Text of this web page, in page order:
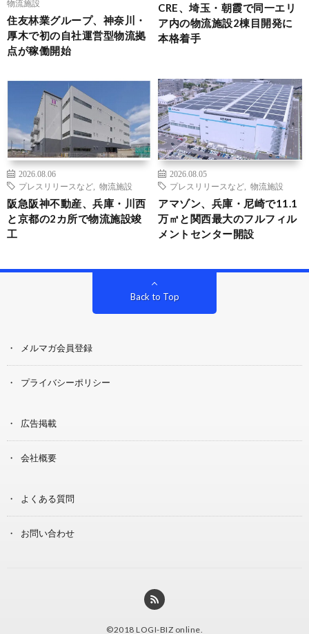
物流施設
住友林業グループ、神奈川・
厚木で初の自社運営型物流拠
点が稼働開始
CRE、埼玉・朝霞で同一エリ
ア内の物流施設2棟目開発に
本格着手
2026.08.06
プレスリリースなど
物流施設
阪急阪神不動産、兵庫・川西
と京都の2カ所で物流施設竣
工
2026.08.05
プレスリリースなど
物流施設
アマゾン、兵庫・尼崎で11.1
万㎡と関西最大のフルフィル
メントセンター開設
Back to Top
メルマガ会員登録
プライバシーポリシー
広告掲載
会社概要
よくある質問
お問い合わせ
©2018 LOGI-BIZ online